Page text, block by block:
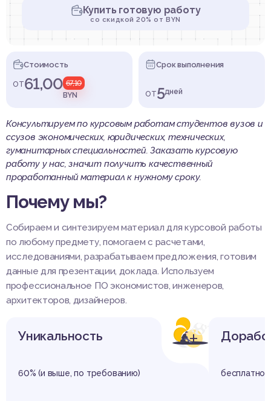
Купить готовую работу
со скидкой 20% от BYN
Стоимость
от61,00 67,10
BYN
Срок выполнения
от5дней
Консультируем по курсовым работам студентов вузов и
ссузов экономических, юридических, технических,
гуманитарных специальностей. Заказать курсовую
работу у нас, значит получить качественный
проработанный материал к нужному сроку.
Почему мы?
Собираем и синтезируем материал для курсовой работы
по любому предмету, помогаем с расчетами,
исследованиями, разрабатываем предложения, готовим
данные для презентации, доклада. Используем
профессиональное ПО экономистов, инженеров,
архитекторов, дизайнеров.
+
Уникальность
60% (и выше, по требованию) бесплатно